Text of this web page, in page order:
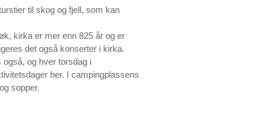
til skog og fjell, som kan
kirka er mer enn 825 år og er
det også konserter i kirka.
og hver torsdag i
her. I campingplassens
sopper.